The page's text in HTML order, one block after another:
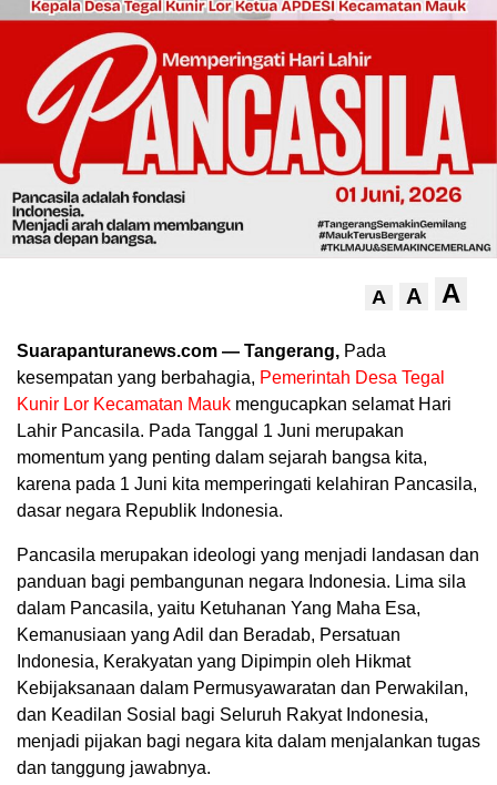
A A A
Suarapanturanews.com — Tangerang, Pada
kesempatan yang berbahagia, Pemerintah Desa Tegal
Kunir Lor Kecamatan Mauk mengucapkan selamat Hari
Lahir Pancasila. Pada Tanggal 1 Juni merupakan
momentum yang penting dalam sejarah bangsa kita,
karena pada 1 Juni kita memperingati kelahiran Pancasila,
dasar negara Republik Indonesia.
Pancasila merupakan ideologi yang menjadi landasan dan
panduan bagi pembangunan negara Indonesia. Lima sila
dalam Pancasila, yaitu Ketuhanan Yang Maha Esa,
Kemanusiaan yang Adil dan Beradab, Persatuan
Indonesia, Kerakyatan yang Dipimpin oleh Hikmat
Kebijaksanaan dalam Permusyawaratan dan Perwakilan,
dan Keadilan Sosial bagi Seluruh Rakyat Indonesia,
menjadi pijakan bagi negara kita dalam menjalankan tugas
dan tanggung jawabnya.